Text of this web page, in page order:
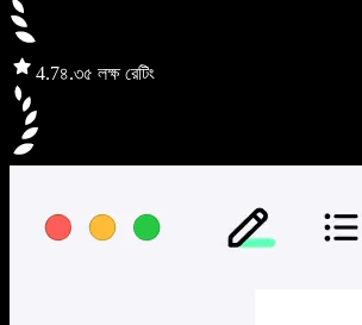
4.7৪.৩৫ লক্ষ রেটিং